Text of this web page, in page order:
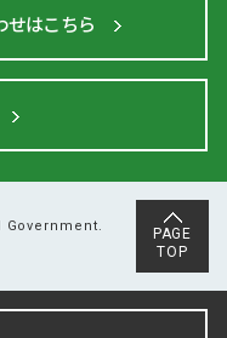
せはこちら
Government.
PAGE
TOP